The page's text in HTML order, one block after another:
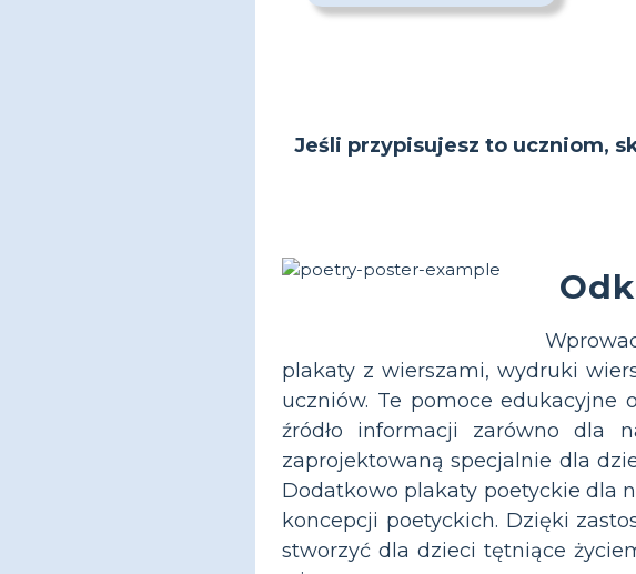
Jeśli przypisujesz to uczniom,
plakaty z wierszami, wydruki
uczniów. Te pomoce edukacyjne
źródło informacji zarówno dla
zaprojektowaną specjalnie dla
Dodatkowo plakaty poetyckie dla
koncepcji poetyckich. Dzięki
stworzyć dla dzieci tętniące